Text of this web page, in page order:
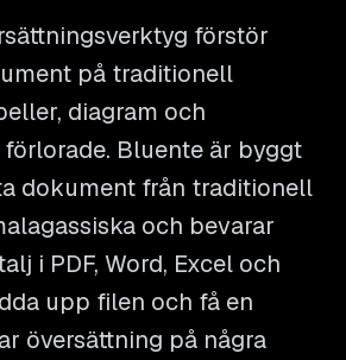
förstör
på traditionell
diagram och
Bluente är byggt
dokument från traditionell
och bevarar
i PDF, Word, Excel och
upp filen och få en
översättning på några